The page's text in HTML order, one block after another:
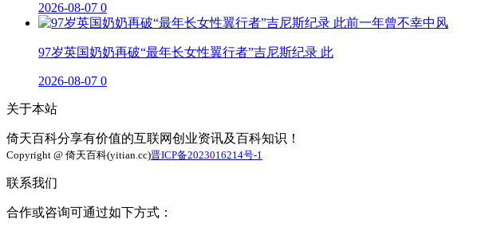
2026-08-07 0
97岁英国奶奶再破“最年长女性翼行者”吉尼斯纪录 此
2026-08-07 0
关于本站
倚天百科分享有价值的互联网创业资讯及百科知识！
Copyright @ 倚天百科(yitian.cc)晋ICP备2023016214号-1
联系我们
合作或咨询可通过如下方式：